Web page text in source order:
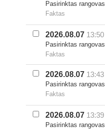
Pasirinktas rangovas
Faktas
2026.08.07 13:50
Pasirinktas rangovas
Faktas
2026.08.07 13:43
Pasirinktas rangovas
Faktas
2026.08.07 13:39
Pasirinktas rangovas